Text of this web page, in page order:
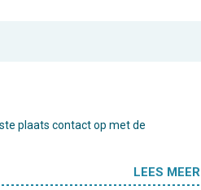
plaats contact op met de
LEES MEER